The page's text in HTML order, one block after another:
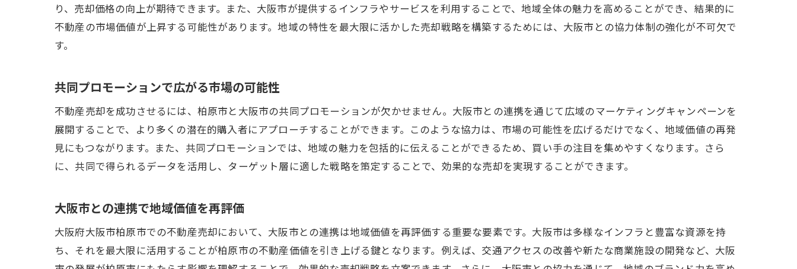
売主としての権利と責任を理解する
エージェントとの契約で注意すべき事項
り、売却価格の向上が期待できます。また、大阪市が提供するインフラやサービスを利用することで、地域全体の魅力を高めることができ、結果的に
不動産の市場価値が上昇する可能性があります。地域の特性を最大限に活かした売却戦略を構築するためには、大阪市との協力体制の強化が不可欠で
す。
共同プロモーションで広がる市場の可能性
不動産売却を成功させるには、柏原市と大阪市の共同プロモーションが欠かせません。大阪市との連携を通じて広域のマーケティングキャンペーンを
展開することで、より多くの潜在的購入者にアプローチすることができます。このような協力は、市場の可能性を広げるだけでなく、地域価値の再発
見にもつながります。また、共同プロモーションでは、地域の魅力を包括的に伝えることができるため、買い手の注目を集めやすくなります。さら
に、共同で得られるデータを活用し、ターゲット層に適した戦略を策定することで、効果的な売却を実現することができます。
大阪市との連携で地域価値を再評価
大阪府大阪市柏原市での不動産売却において、大阪市との連携は地域価値を再評価する重要な要素です。大阪市は多様なインフラと豊富な資源を持
ち、それを最大限に活用することが柏原市の不動産価値を引き上げる鍵となります。例えば、交通アクセスの改善や新たな商業施設の開発など、大阪